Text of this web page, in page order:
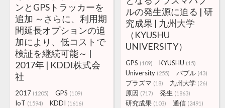
ンとGPSトラッカーを
追加 ～さらに、利用期
間延長オプションの追
加により、低コストで
検証を継続可能～ |
2017年 | KDDI株式会
社
2017 (1205) GPS (109)
IoT (1594) KDDI (1616)
ルの発生源に迫る | 研
究成果 | 九州大学
（KYUSHU
UNIVERSITY）
GPS (109) KYUSHU (15)
University (255) バブル (43)
プラズマ (18) 九州大学 (26)
原因 (717) 発生 (1863)
研究成果 (103) 通信 (2491)